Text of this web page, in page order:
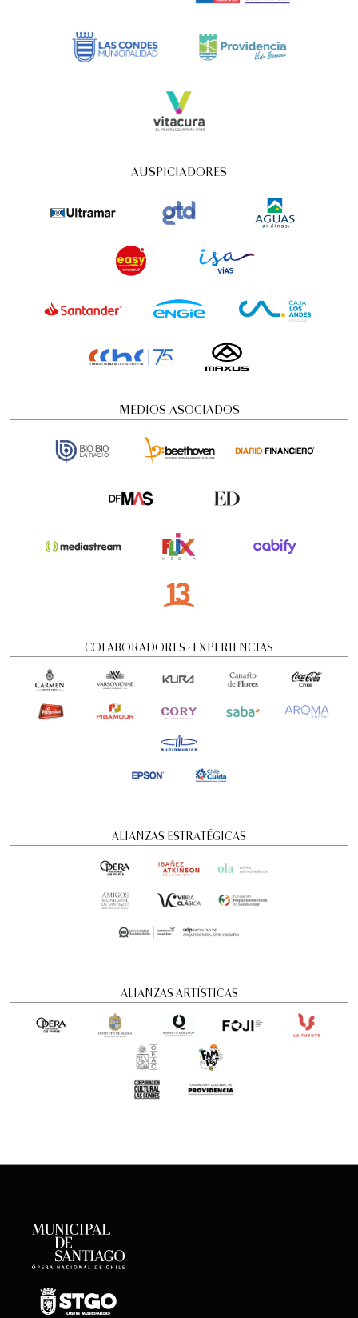
AUSPICIADORES
MEDIOS ASOCIADOS
COLABORADORES - EXPERIENCIAS
ALIANZAS ESTRATÉGICAS
ALIANZAS ARTÍSTICAS